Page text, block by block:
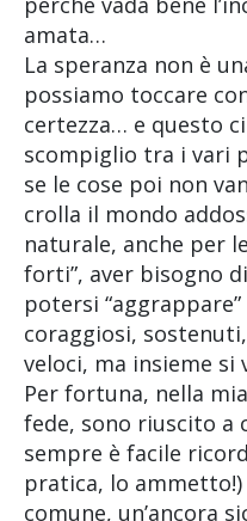
amata…
La speranza non è
possiamo toccare
certezza… e questo
scompiglio tra i vari
se le cose poi non
crolla il mondo
naturale, anche per
forti”, aver bisogno
potersi
coraggiosi,
veloci, ma insieme si
Per fortuna, nella
fede, sono riuscito a
sempre è facile
pratica, lo
comune, un’ancora